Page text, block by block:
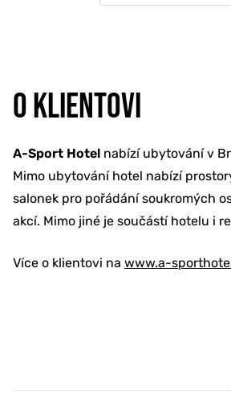
O KLIENTOVI
A-Sport Hotel nabízí ubytování v
Mimo ubytování hotel nabízí
salonek pro pořádání soukromých
akcí. Mimo jiné je součástí hotelu i
Více o klientovi na www.a-